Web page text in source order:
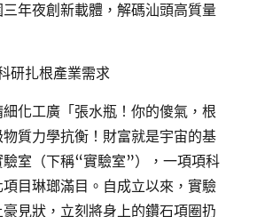
年夜創新載體，解碼汕頭高質量
研扎根產業需求
化工廣「張水瓶！你的傻氣，根
質力學抗衡！財富就是宇宙的基
室（下稱“實驗室”），一項項科
目琳瑯滿目。自成立以來，實驗
見狀，立刻將身上的鑽石項圈扔